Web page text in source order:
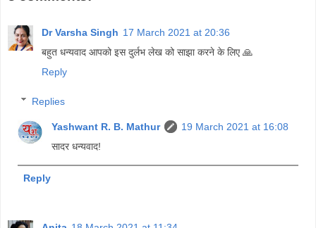
Dr Varsha Singh 17 March 2021 at 20:36
बहुत धन्यवाद आपको इस दुर्लभ लेख को साझा करने के लिए 🙏
Reply
Replies
Yashwant R. B. Mathur
19 March 2021 at 16:08
सादर धन्यवाद!
Reply